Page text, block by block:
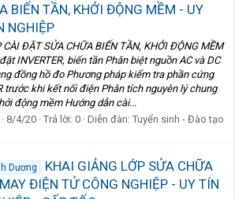
BIẾN TẦN, KHỞI ĐỘNG MỀM - UY
NGHIỆP
CÀI ĐẶT SỬA CHỮA BIẾN TẦN, KHỞI ĐỘNG MỀM
INVERTER, biến tần Phân biệt nguồn AC và DC
đồng hồ đo Phương pháp kiểm tra phần cứng
trước khi kết nối điện Phân tích nguyên lý chung
động mềm Hướng dẫn cài...
8/4/20 Trả lời: 0 Diễn đàn: Tuyển sinh - Đào tạo
Dương
KHAI GIẢNG LỚP SỬA CHỮA
ĐIỆN TỬ CÔNG NGHIỆP - UY TÍN